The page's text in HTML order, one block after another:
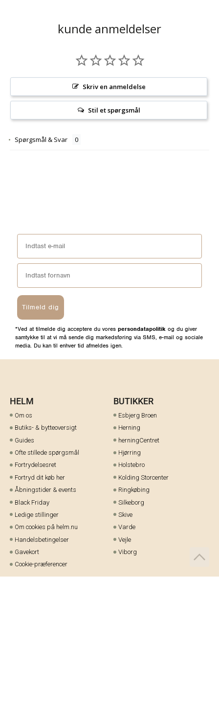
kunde anmeldelser
Skriv en anmeldelse
Stil et spørgsmål
Spørgsmål & Svar
Tilmeld dig
*Ved at tilmelde dig acceptere du vores persondatapolitik og du giver
samtykke til at vi må sende dig markedsføring via SMS, e-mail og sociale
media. Du kan til enhver tid afmeldes igen.
HELM
Om os
Butiks- & bytteoversigt
Guides
Ofte stillede spørgsmål
Fortrydelsesret
Fortryd dit køb her
Åbningstider & events
Black Friday
Ledige stillinger
Om cookies på helm.nu
Handelsbetingelser
Gavekort
Cookie-præferencer
BUTIKKER
Esbjerg Broen
Herning
herningCentret
Hjørring
Holstebro
Kolding Storcenter
Ringkøbing
Silkeborg
Skive
Varde
Vejle
Viborg